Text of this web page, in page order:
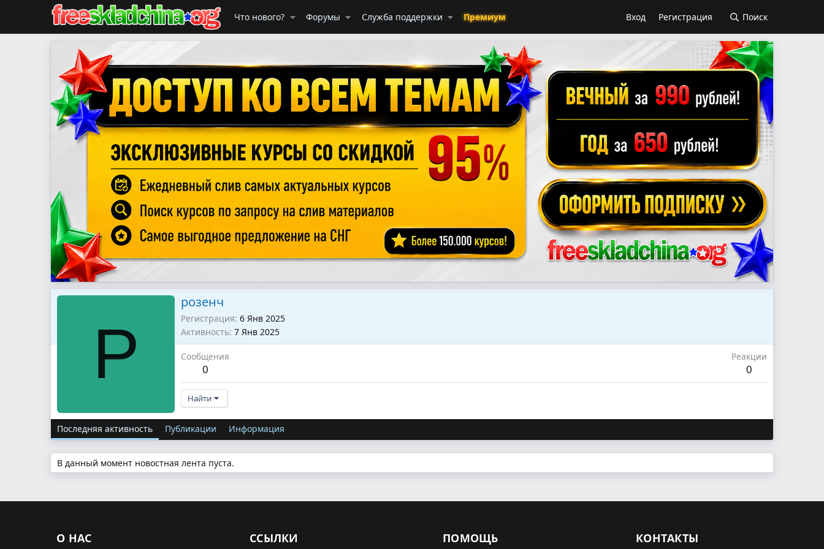
Что нового? Форумы Служба поддержки Премиум Вход Регистрация Поиск
Р
розенч
Регистрация 6 Янв 2025
Активность 7 Янв 2025
Сообщения
0
Реакции
0
Найти
Последняя активность Публикации Информация
В данный момент новостная лента пуста.
О НАС ССЫЛКИ ПОМОЩЬ КОНТАКТЫ